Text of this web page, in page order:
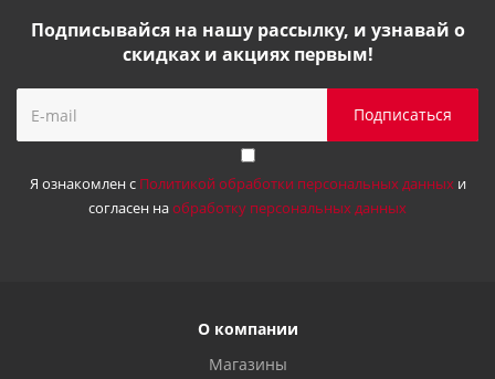
Подписывайся на нашу рассылку, и узнавай о
скидках и акциях первым!
Я ознакомлен с Политикой обработки персональных данныхи
согласен наобработку персональных данных
О компании
Магазины